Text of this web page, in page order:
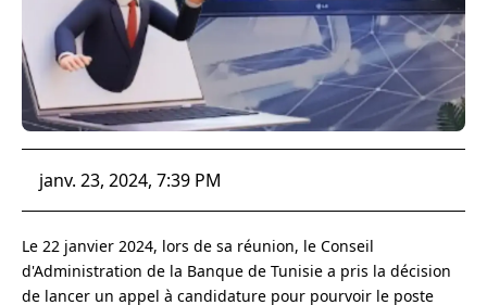
janv. 23, 2024, 7:39 PM
Le 22 janvier 2024, lors de sa réunion, le Conseil
d'Administration de la Banque de Tunisie a pris la décision
de lancer un appel à candidature pour pourvoir le poste